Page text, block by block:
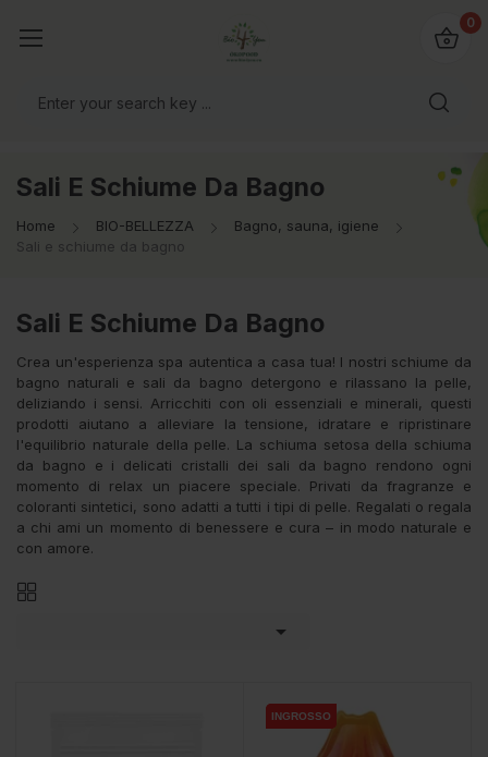
mondo!
0
Sali E Schiume Da Bagno
Home BIO-BELLEZZA
Bagno, sauna, igiene
Sali e schiume da bagno
Sali E Schiume Da Bagno
Crea un'esperienza spa autentica a casa tua! I nostri schiume da
bagno naturali e sali da bagno detergono e rilassano la pelle,
deliziando i sensi. Arricchiti con oli essenziali e minerali, questi
prodotti aiutano a alleviare la tensione, idratare e ripristinare
l'equilibrio naturale della pelle. La schiuma setosa della schiuma
da bagno e i delicati cristalli dei sali da bagno rendono ogni
momento di relax un piacere speciale. Privati da fragranze e
coloranti sintetici, sono adatti a tutti i tipi di pelle. Regalati o regala
a chi ami un momento di benessere e cura – in modo naturale e
con amore.

INGROSSO
INGROSSO